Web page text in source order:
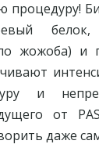
белок,
жожоба) и
и
от
даже